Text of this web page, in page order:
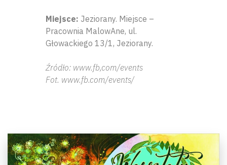
Miejsce: Jeziorany. Miejsce –
Pracownia MalowAne, ul.
Głowackiego 13/1, Jeziorany.
Źródło: www.fb,com/events
Fot. www.fb.com/events/